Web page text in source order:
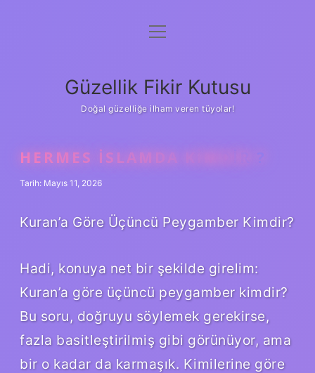
Anasayfa
Yasal Uyarı
menüyü
Güzellik Fikir Kutusu
Doğal güzelliğe ilham veren tüyolar!
HERMES İSLAMDA KIMDIR ?
Tarih: Mayıs 11, 2026
Kuran’a Göre Üçüncü Peygamber Kimdir?
Hadi, konuya net bir şekilde girelim:
Kuran’a göre üçüncü peygamber kimdir?
Bu soru, doğruyu söylemek gerekirse,
fazla basitleştirilmiş gibi görünüyor, ama
bir o kadar da karmaşık. Kimilerine göre